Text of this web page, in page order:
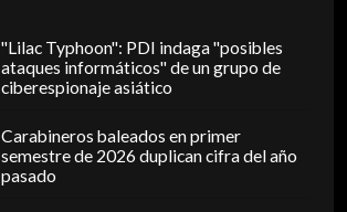
"Lilac Typhoon": PDI indaga "posibles
ataques informáticos" de un grupo de
ciberespionaje asiático
Carabineros baleados en primer
semestre de 2026 duplican cifra del año
pasado